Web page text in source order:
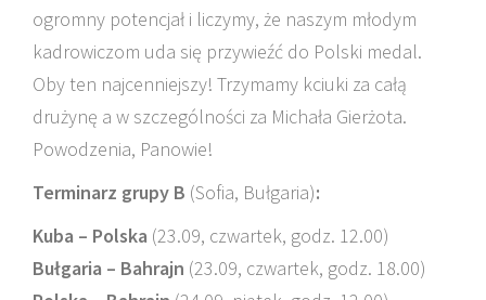
ogromny potencjał i liczymy, że naszym młodym
kadrowiczom uda się przywieźć do Polski medal.
Oby ten najcenniejszy! Trzymamy kciuki za całą
drużynę a w szczególności za Michała Gierżota.
Powodzenia, Panowie!
Terminarz grupy B (Sofia, Bułgaria):
Kuba – Polska (23.09, czwartek, godz. 12.00)
Bułgaria – Bahrajn (23.09, czwartek, godz. 18.00)